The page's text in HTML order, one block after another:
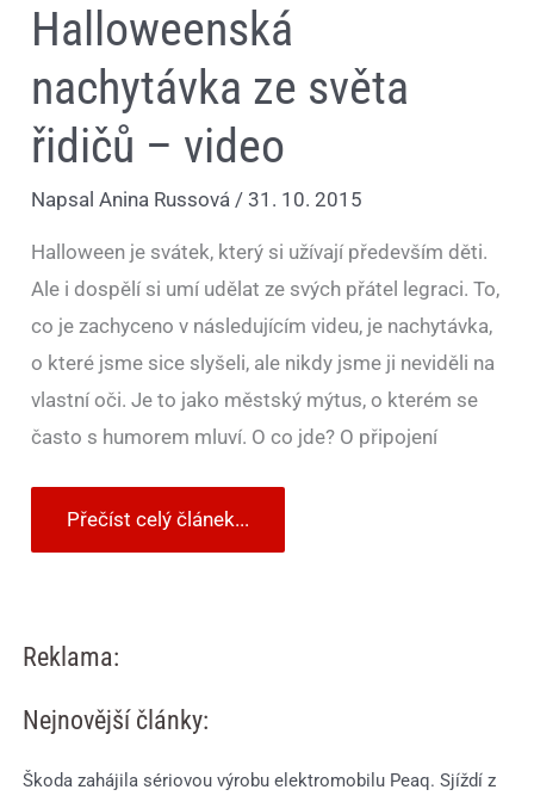
Halloweenská
nachytávka ze světa
řidičů – video
NapsalAnina Russová/31. 10. 2015
Halloween je svátek, který si užívají především děti.
Ale i dospělí si umí udělat ze svých přátel legraci. To,
co je zachyceno v následujícím videu, je nachytávka,
o které jsme sice slyšeli, ale nikdy jsme ji neviděli na
vlastní oči. Je to jako městský mýtus, o kterém se
často s humorem mluví. O co jde? O připojení
Přečíst celý článek...
Reklama:
Nejnovější články:
Škoda zahájila sériovou výrobu elektromobilu Peaq. Sjíždí z